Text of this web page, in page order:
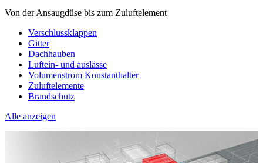
Von der Ansaugdüse bis zum Zuluftelement
Verschlussklappen
Gitter
Dachhauben
Luftein- und auslässe
Volumenstrom Konstanthalter
Zuluftelemente
Brandschutz
Alle anzeigen